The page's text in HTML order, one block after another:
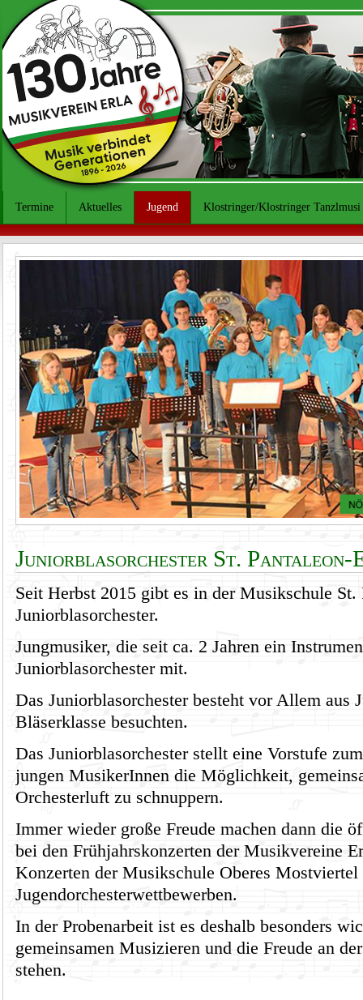
Termine Aktuelles Jugend Klostringer/Klostringer Tanzlmusi
Juniorblasorchester St.
Seit Herbst 2015 gibt es in der Musikschule St.
Juniorblasorchester.
Jungmusiker, die seit ca. 2 Jahren ein
Juniorblasorchester mit.
Das Juniorblasorchester besteht vor Allem aus
Bläserklasse besuchten.
Das Juniorblasorchester stellt eine Vorstufe
jungen MusikerInnen die Möglichkeit,
Orchesterluft zu schnuppern.
Immer wieder große Freude machen dann die
bei den Frühjahrskonzerten der Musikvereine
Konzerten der Musikschule Oberes Mostviertel
Jugendorchesterwettbewerben.
In der Probenarbeit ist es deshalb besonders
gemeinsamen Musizieren und die Freude an
stehen.